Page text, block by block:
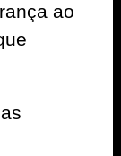
ao